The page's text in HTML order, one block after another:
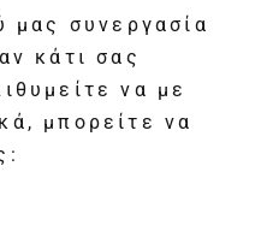
μας συνεργασία
κάτι σας
να με
μπορείτε να